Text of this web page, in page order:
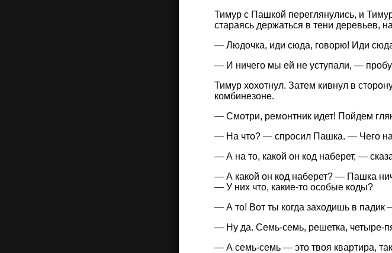
Тимур с Пашкой переглянулись, и
стараясь держаться в тени деревьев,
— Людочка, иди сюда, говорю! Иди
— И ничего мы ей не уступали, —
Тимур хохотнул. Затем кивнул в
комбинезоне.
— Смотри, ремонтник идет! Пойдем
— На что? — спросил Пашка. — Чего на
— А на то, какой он код наберет, —
— А какой он код наберет? — Пашка
— У них что, какие-то особые коды?
— А то! Вот ты когда заходишь в
— Ну да. Семь-семь, решетка, четыре-
— А семь-семь — это твоя квартира,